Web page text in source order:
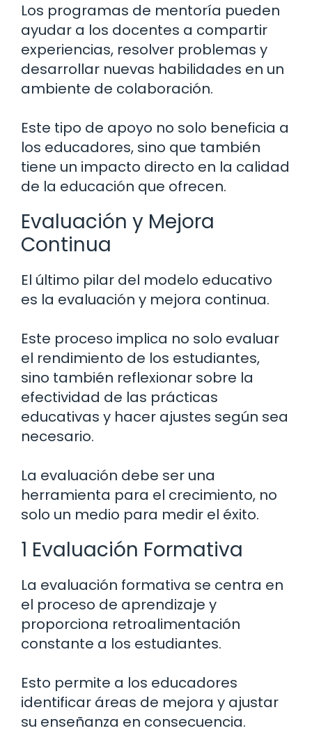
Los programas de mentoría pueden
ayudar a los docentes a compartir
experiencias, resolver problemas y
desarrollar nuevas habilidades en un
ambiente de colaboración.
Este tipo de apoyo no solo beneficia a
los educadores, sino que también
tiene un impacto directo en la calidad
de la educación que ofrecen.
Evaluación y Mejora
Continua
El último pilar del modelo educativo
es la evaluación y mejora continua.
Este proceso implica no solo evaluar
el rendimiento de los estudiantes,
sino también reflexionar sobre la
efectividad de las prácticas
educativas y hacer ajustes según sea
necesario.
La evaluación debe ser una
herramienta para el crecimiento, no
solo un medio para medir el éxito.
1 Evaluación Formativa
La evaluación formativa se centra en
el proceso de aprendizaje y
proporciona retroalimentación
constante a los estudiantes.
Esto permite a los educadores
identificar áreas de mejora y ajustar
su enseñanza en consecuencia.